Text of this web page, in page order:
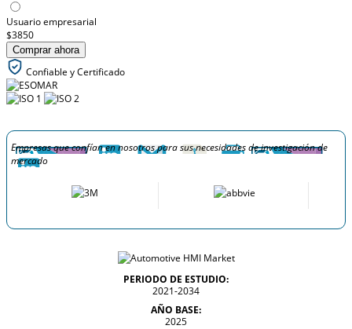
Usuario empresarial
$3850
Comprar ahora
Confiable y Certificado
Empresas que confían en nosotros para sus necesidades de investigación de
mercado
PERIODO DE ESTUDIO:
2021-2034
AÑO BASE:
2025